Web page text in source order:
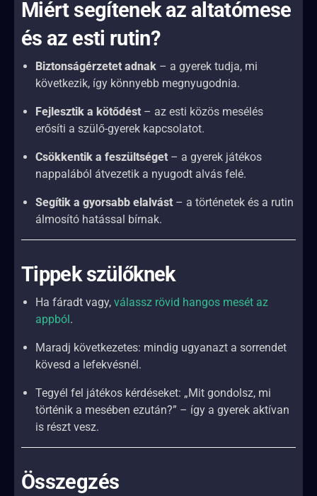
Miért segítenek az altatómese
és az esti rutin?
Biztonságérzetet adnak – a gyerek tudja, mi
következik, így könnyebb megnyugodnia.
Fejlesztik a kötődést– az esti közös mesélés
erősíti a szülő-gyerek kapcsolatot.
Csökkentik a feszültséget– a gyerek játékos
nappalából átvezetik a nyugodt alvás felé.
Segítik a gyorsabb elalvást– a történetek és a rutin
álmosító hatással bírnak.
Tippek szülőknek
Ha fáradt vagy, válassz rövid hangos mesét az
appból.
Maradj következetes: mindig ugyanazt a sorrendet
kövesd a lefekvésnél.
Tegyél fel játékos kérdéseket: „Mit gondolsz, mi
történik a mesében ezután?” – így a gyerek aktívan
is részt vesz.
Összegzés